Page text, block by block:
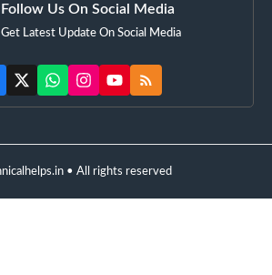
Follow Us On Social Media
Get Latest Update On Social Media
• All rights reserved